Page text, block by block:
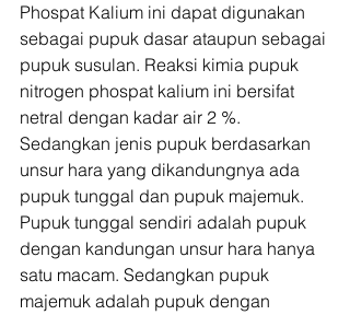
Phospat Kalium ini dapat digunakan
sebagai pupuk dasar ataupun sebagai
pupuk susulan. Reaksi kimia pupuk
nitrogen phospat kalium ini bersifat
netral dengan kadar air 2 %.
Sedangkan jenis pupuk berdasarkan
unsur hara yang dikandungnya ada
pupuk tunggal dan pupuk majemuk.
Pupuk tunggal sendiri adalah pupuk
dengan kandungan unsur hara hanya
satu macam. Sedangkan pupuk
majemuk adalah pupuk dengan